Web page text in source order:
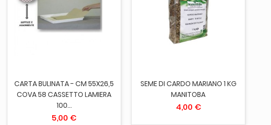
AGGIUNGI AL CARRELLO
CARTA BULINATA - CM 55X26,5
COVA 58 CASSETTO LAMIERA
100...
5,00 €
AGGIUNGI AL CARRELLO
SEME DI CARDO MARIANO 1 KG
MANITOBA
4,00 €